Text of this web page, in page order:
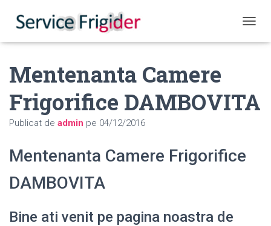
Mentenanta Camere
Frigorifice DAMBOVITA
Publicat de admin pe 04/12/2016
Mentenanta Camere Frigorifice
DAMBOVITA
Bine ati venit pe pagina noastra de